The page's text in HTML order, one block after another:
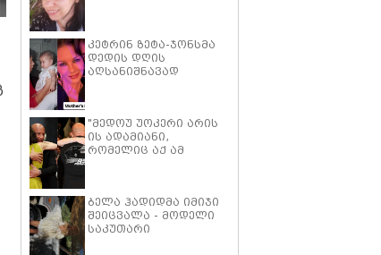
კეტრინ ზეტა-ჯონსმა
დედის დღის
აღსანიშნავად
"მედოუ უოკერი არის
ის ადამიანი,
რომელიც აქ ამ
კი წავალ და ცოტას
ვიტირებ" - ვინ
დიზელი კანის
ბელა ჰადიდმა იმიჯი
შეიცვალა - მოდელი
საკუთარი